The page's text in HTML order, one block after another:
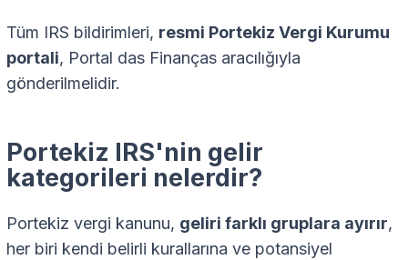
Tüm IRS bildirimleri, resmi Portekiz Vergi Kurumu
portali, Portal das Finanças aracılığıyla
gönderilmelidir.
Portekiz IRS'nin gelir
kategorileri nelerdir?
Portekiz vergi kanunu, geliri farklı gruplara ayırır,
her biri kendi belirli kurallarına ve potansiyel